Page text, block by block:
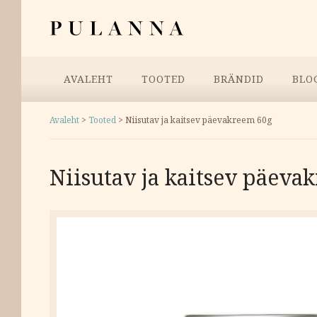
juurde
AVALEHT TOOTED BRÄNDID
Avaleht > Tooted > Niisutav ja kaitsev päevakreem 60g
Niisutav ja kaitsev